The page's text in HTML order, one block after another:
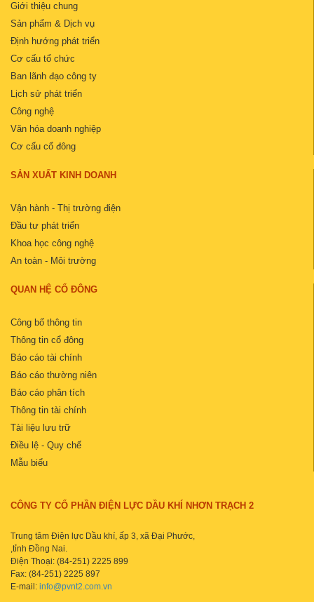
Giới thiệu chung
Sản phẩm & Dịch vụ
Định hướng phát triển
Cơ cấu tổ chức
Ban lãnh đạo công ty
Lịch sử phát triển
Công nghệ
Văn hóa doanh nghiệp
Cơ cấu cổ đông
SẢN XUẤT KINH DOANH
Vận hành - Thị trường điện
Đầu tư phát triển
Khoa học công nghệ
An toàn - Môi trường
QUAN HỆ CỔ ĐÔNG
Công bố thông tin
Thông tin cổ đông
Báo cáo tài chính
Báo cáo thường niên
Báo cáo phân tích
Thông tin tài chính
Tài liệu lưu trữ
Điều lệ - Quy chế
Mẫu biểu
CÔNG TY CỔ PHẦN ĐIỆN LỰC DẦU KHÍ NHƠN TRẠCH 2
Trung tâm Điện lực Dầu khí, ấp 3, xã Đại Phước,
,tỉnh Đồng Nai.
Điện Thoại: (84-251) 2225 899
Fax: (84-251) 2225 897
E-mail: info@pvnt2.com.vn